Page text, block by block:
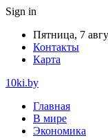
Sign in
Пятница, 7
Контакты
Карта
10ki.by
Главная
В мире
Экономика